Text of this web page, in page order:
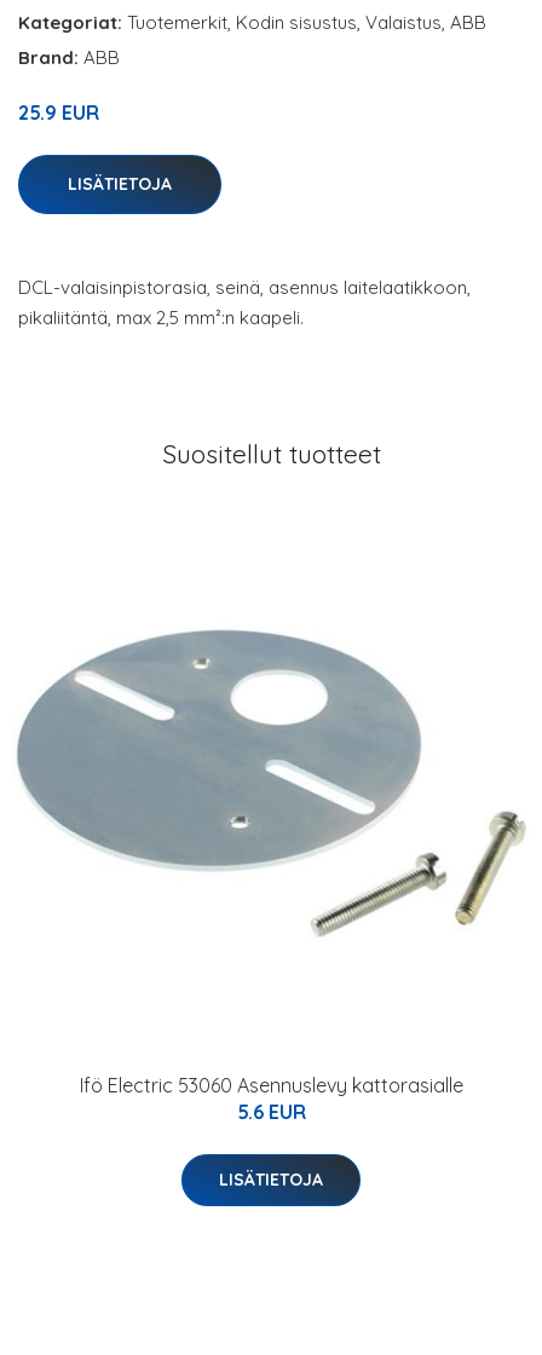
Kategoriat: Tuotemerkit, Kodin sisustus, Valaistus, ABB
Brand: ABB
25.9 EUR
LISÄTIETOJA
DCL-valaisinpistorasia, seinä, asennus laitelaatikkoon,
pikaliitäntä, max 2,5 mm²:n kaapeli.
Suositellut tuotteet
Ifö Electric 53060 Asennuslevy kattorasialle
5.6 EUR
LISÄTIETOJA